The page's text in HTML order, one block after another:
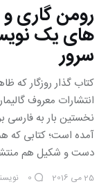
رومن گاری و
های یک
سرور
کتاب گذار روزگار که
انتشارات معروف
نخستین بار به فارسی
آمده است؛ کتابی
دست و شکیل هم
25 می 2016 0